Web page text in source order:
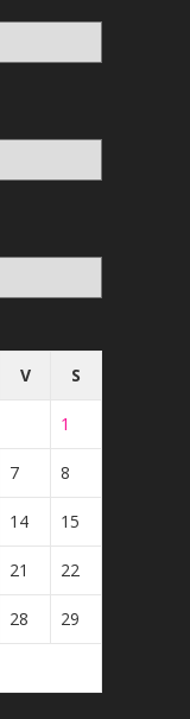
V S
1
7 8
14 15
21 22
28 29